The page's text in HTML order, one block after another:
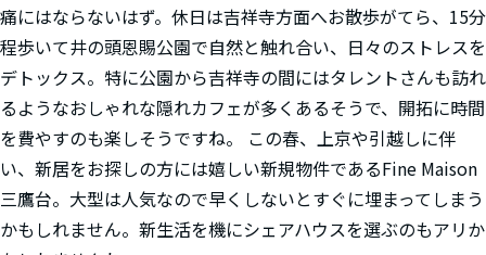
痛にはならないはず。休日は吉祥寺方面へお散歩がてら、15分
程歩いて井の頭恩賜公園で自然と触れ合い、日々のストレスを
デトックス。特に公園から吉祥寺の間にはタレントさんも訪れ
るようなおしゃれな隠れカフェが多くあるそうで、開拓に時間
を費やすのも楽しそうですね。 この春、上京や引越しに伴
い、新居をお探しの方には嬉しい新規物件であるFine Maison
三鷹台。大型は人気なので早くしないとすぐに埋まってしまう
かもしれません。新生活を機にシェアハウスを選ぶのもアリか